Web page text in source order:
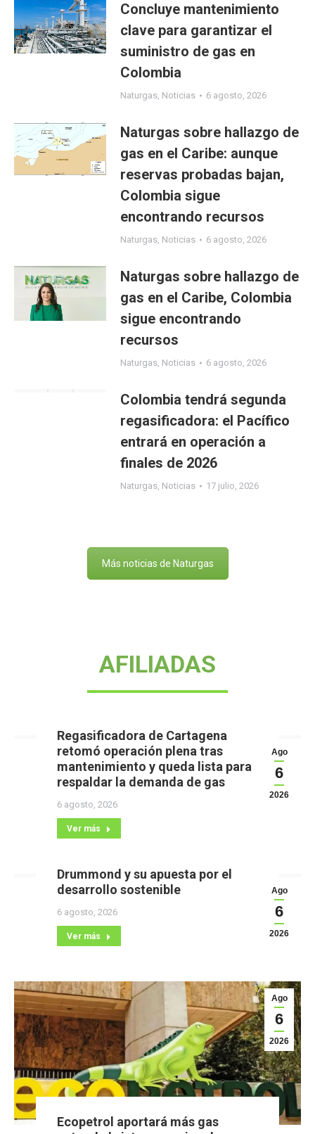
Concluye mantenimiento
clave para garantizar el
suministro de gas en
Colombia
Naturgas, Noticias 6 agosto, 2026
Naturgas sobre hallazgo de
gas en el Caribe: aunque
reservas probadas bajan,
Colombia sigue
encontrando recursos
Naturgas, Noticias 6 agosto, 2026
Naturgas sobre hallazgo de
gas en el Caribe, Colombia
sigue encontrando
recursos
Naturgas, Noticias 6 agosto, 2026
Colombia tendrá segunda
regasificadora: el Pacífico
entrará en operación a
finales de 2026
Naturgas, Noticias 17 julio, 2026
Más noticias de Naturgas
AFILIADAS
Ago
6
2026
Regasificadora de Cartagena
retomó operación plena tras
mantenimiento y queda lista para
respaldar la demanda de gas
6 agosto, 2026
Ver más
Ago
6
2026
Drummond y su apuesta por el
desarrollo sostenible
6 agosto, 2026
Ver más
Ago
6
2026
Ecopetrol aportará más gas